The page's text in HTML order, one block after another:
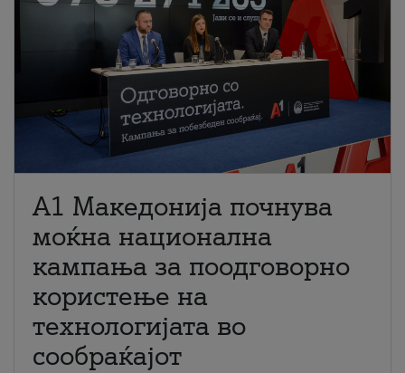
A1 Македонија почнува
моќна национална
кампања за поодговорно
користење на
технологијата во
сообраќајот